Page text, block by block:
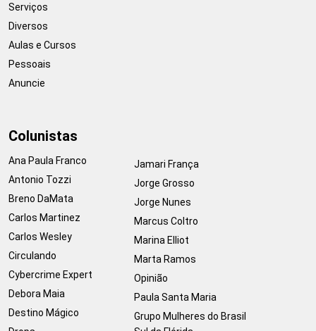
Serviços
Diversos
Aulas e Cursos
Pessoais
Anuncie
Colunistas
Ana Paula Franco
Antonio Tozzi
Breno DaMata
Carlos Martinez
Carlos Wesley
Circulando
Cybercrime Expert
Debora Maia
Destino Mágico
Jamari França
Jorge Grosso
Jorge Nunes
Marcus Coltro
Marina Elliot
Marta Ramos
Opinião
Paula Santa Maria
Grupo Mulheres do Brasil